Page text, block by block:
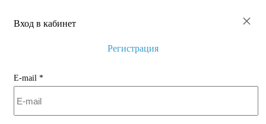
×
Вход в кабинет
Регистрация
E-mail *